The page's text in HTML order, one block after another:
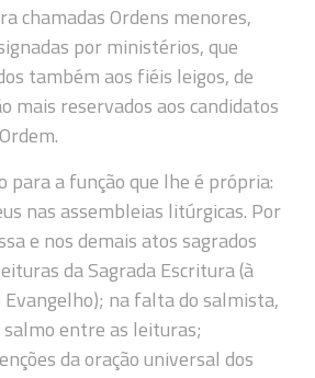
chamadas Ordens menores,
por ministérios, que
também aos fiéis leigos, de
mais reservados aos candidatos
para a função que lhe é própria:
nas assembleias litúrgicas. Por
e nos demais atos sagrados
da Sagrada Escritura (à
Evangelho); na falta do salmista,
entre as leituras;
da oração universal dos